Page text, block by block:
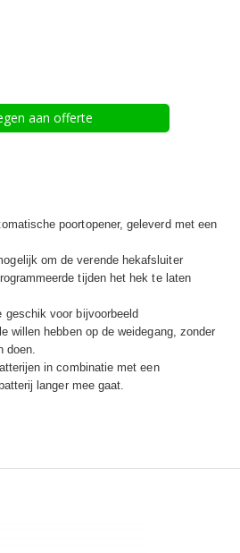
aan offerte
poortopener, geleverd met een
om de verende hekafsluiter
tijden het hek te laten
voor bijvoorbeeld
willen hebben op de weidegang, zonder
doen.
in combinatie met een
langer mee gaat.